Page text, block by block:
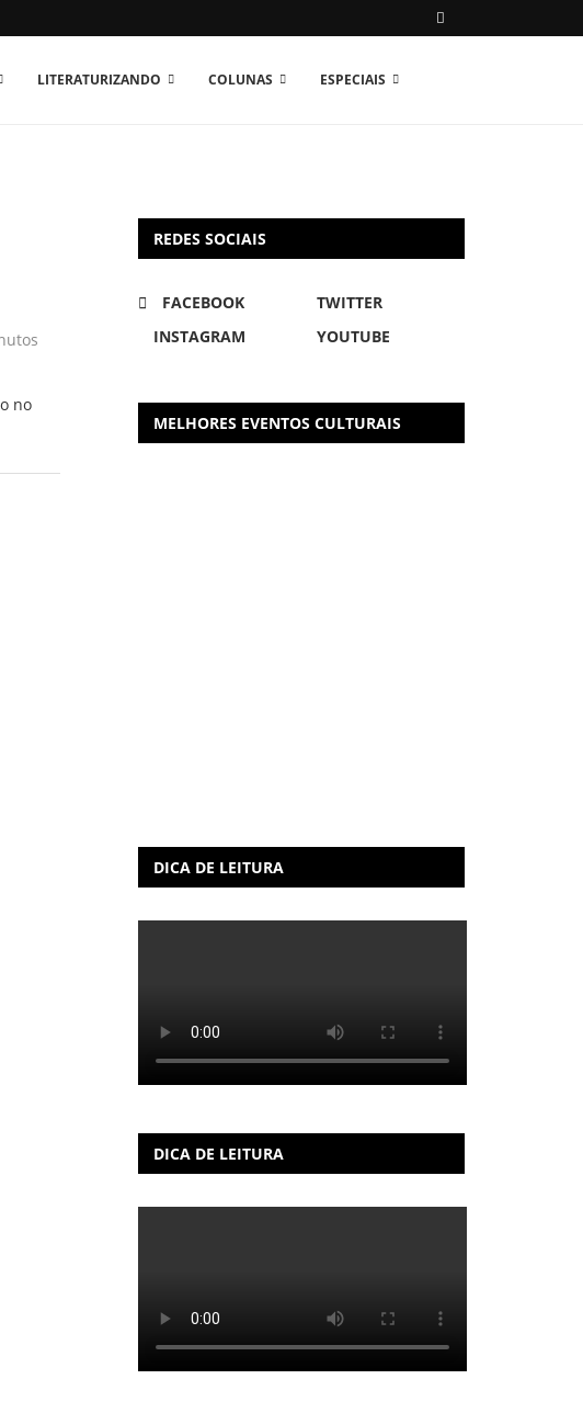
LITERATURIZANDO COLUNAS ESPECIAIS
no
REDES SOCIAIS
FACEBOOK
TWITTER
INSTAGRAM
YOUTUBE
MELHORES EVENTOS CULTURAIS
DICA DE LEITURA
DICA DE LEITURA